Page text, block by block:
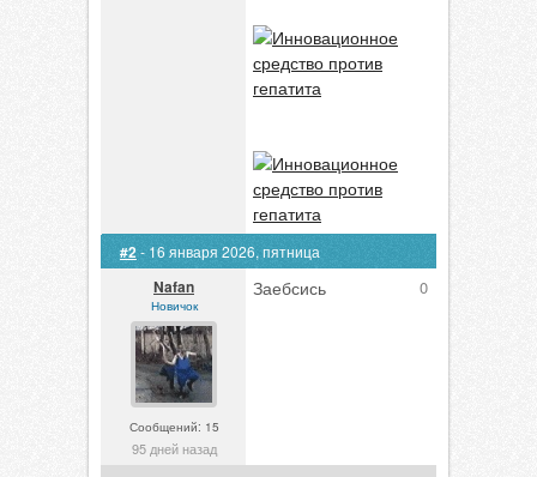
#2- 16 января 2026, пятница
Nafan
Новичок
Сообщений: 15
95 дней назад
0
Заебсись